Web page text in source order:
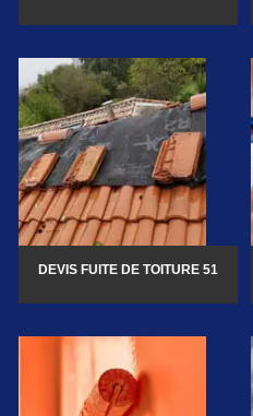
DEVIS FUITE DE TOITURE 51